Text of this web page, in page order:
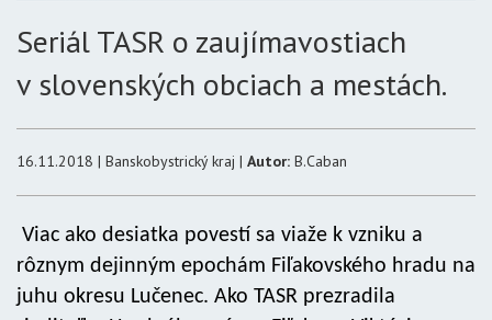
Seriál TASR o zaujímavostiach
v slovenských obciach a mestách.
16.11.2018 | Banskobystrický kraj | Autor: B.Caban
Viac ako desiatka povestí sa viaže k vzniku a
rôznym dejinným epochám Fiľakovského hradu na
juhu okresu Lučenec. Ako TASR prezradila